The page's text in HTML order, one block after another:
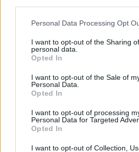
Please note that this website/app
not limited to your visit or usage
grant or deny consent to Google and
use your data for below specified
consent section.
Personal Data Processing Opt
I want to opt-out of the Sharing
personal data.
Opted In
I want to opt-out of the Sale of
Personal Data.
Opted In
I want to opt-out of processing
Personal Data for Targeted
Opted In
I want to opt-out of Collection,
INFLÁCIÓ MAGYARORSZÁGON
Júliusban mindössze 1,2 százalékkal
már csökkent.